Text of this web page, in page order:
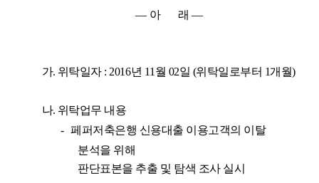
— 아 래 —
가. 위탁일자: 2016년 11 월 02일 (위탁일로부터 1개월)
나. 위탁업무 내용
- 페퍼저축은행 신용대출 이용고객의 이탈
분석을 위해
판단표본을 추출 및 탐색 조사 실시